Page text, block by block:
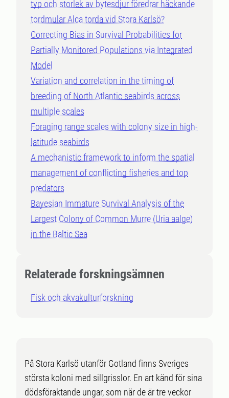
typ och storlek av bytesdjur föredrar häckande
tordmular Alca torda vid Stora Karlsö?
Correcting Bias in Survival Probabilities for
Partially Monitored Populations via Integrated
Model
Variation and correlation in the timing of
breeding of North Atlantic seabirds across
multiple scales
Foraging range scales with colony size in high-
latitude seabirds
A mechanistic framework to inform the spatial
management of conflicting fisheries and top
predators
Bayesian Immature Survival Analysis of the
Largest Colony of Common Murre (Uria aalge)
in the Baltic Sea
Relaterade forskningsämnen
Fisk och akvakulturforskning
På Stora Karlsö utanför Gotland finns Sveriges
största koloni med sillgrisslor. En art känd för sina
dödsföraktande ungar, som när de är tre veckor